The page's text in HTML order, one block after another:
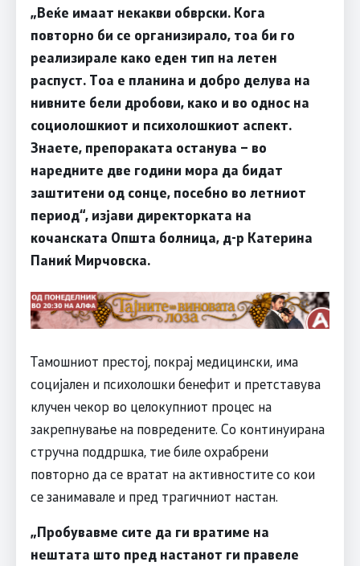
„Веќе имаат некакви обврски. Кога
повторно би се организирало, тоа би го
реализирале како еден тип на летен
распуст. Тоа е планина и добро делува на
нивните бели дробови, како и во однос на
социолошкиот и психолошкиот аспект.
Знаете, препораката останува – во
наредните две години мора да бидат
заштитени од сонце, посебно во летниот
период“, изјави директорката на
кочанската Општа болница, д-р Катерина
Паниќ Мирчовска.
Тамошниот престој, покрај медицински, има
социјален и психолошки бенефит и претставува
клучен чекор во целокупниот процес на
закрепнување на повредените. Со континуирана
стручна поддршка, тие биле охрабрени
повторно да се вратат на активностите со кои
се занимавале и пред трагичниот настан.
„Пробувавме сите да ги вратиме на
нештата што пред настанот ги правеле